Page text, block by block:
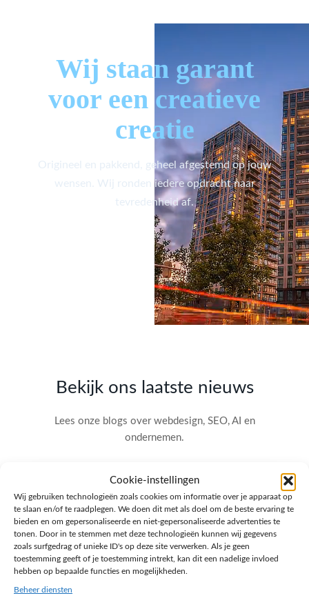
Cookie-instellingen
Wij gebruiken technologieën zoals cookies om informatie over je apparaat op
te slaan en/of te raadplegen. We doen dit met als doel om de beste ervaring te
bieden en om gepersonaliseerde en niet-gepersonaliseerde advertenties te
tonen. Door in te stemmen met deze technologieën kunnen wij gegevens
zoals surfgedrag of unieke ID's op deze site verwerken. Als je geen
toestemming geeft of je toestemming intrekt, kan dit een nadelige invloed
hebben op bepaalde functies en mogelijkheden.
Beheer diensten
Wij staan garant
voor een creatieve
creatie
Origineel en pakkend, geheel afgestemd op jouw
wensen. Wij ronden iedere opdracht naar
tevredenheid af.
Bekijk ons laatste nieuws
Lees onze blogs over webdesign, SEO, AI en
ondernemen.